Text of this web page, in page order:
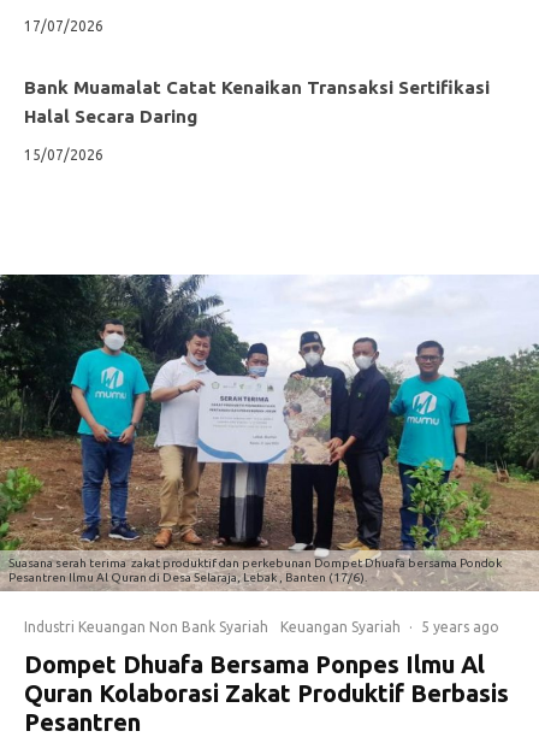
17/07/2026
Bank Muamalat Catat Kenaikan Transaksi Sertifikasi
Halal Secara Daring
15/07/2026
Suasana serah terima zakat produktif dan perkebunan Dompet Dhuafa bersama Pondok
Pesantren Ilmu Al Quran di Desa Selaraja, Lebak , Banten (17/6).
Industri Keuangan Non Bank Syariah Keuangan Syariah · 5 years ago
Dompet Dhuafa Bersama Ponpes Ilmu Al
Quran Kolaborasi Zakat Produktif Berbasis
Pesantren